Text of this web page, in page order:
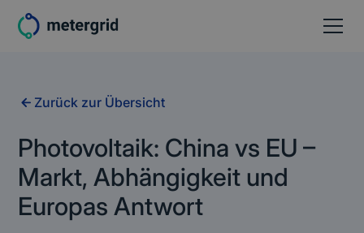
Zurück zur Übersicht
Photovoltaik: China vs EU –
Markt, Abhängigkeit und
Europas Antwort